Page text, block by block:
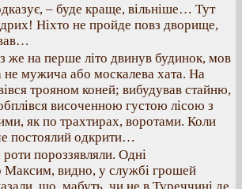
– буде краще, вільніше… Тут
Ніхто не пройде повз дворище,
же на перше літо двинув будинок, мов
не мужича або москалева хата. На
трояном коней; вибудував стайню,
височенною густою лісою з
як по трахтирах, воротами. Коли
постоялий одкрити…
пороззявляли. Одні
Максим, видно, у службі грошей